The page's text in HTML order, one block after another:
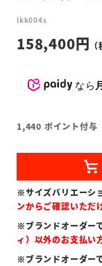
lkk004s
158,400
なら
1,440 ポイント付与
※サイズバリエーシ
ンからご確認いただ
※ブランドオーダー
ィ）以外のお支払い
※ブランドオーダー